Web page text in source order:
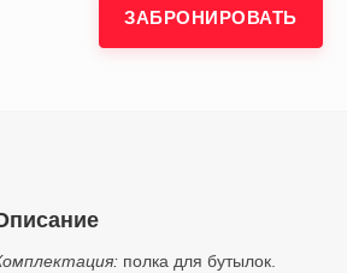
ЗАБРОНИРОВАТЬ
полка для бутылок.